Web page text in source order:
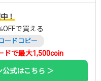
！
で買える
ードコピー
ドで最大1,500coin
公式はこちら ＞